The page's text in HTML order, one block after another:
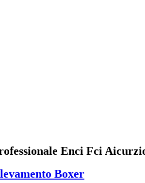
Enci Fci
Boxer